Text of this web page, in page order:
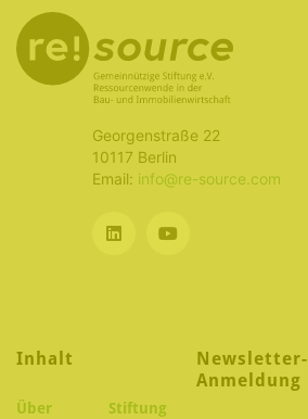
Georgenstraße 22
10117 Berlin
Email: info@re-source.com
Inhalt
Über
Stiftung
Newsletter-
Anmeldung